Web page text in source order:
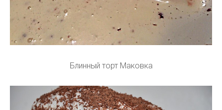
Блинный торт Маковка